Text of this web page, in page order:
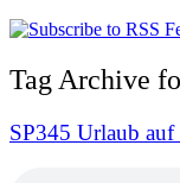
Tag Archive
SP345 Urlaub auf